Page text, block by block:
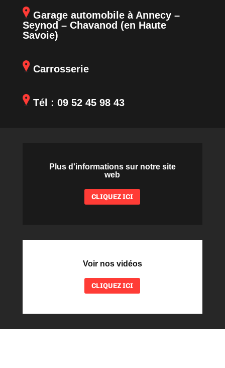
Garage automobile à Annecy –
Seynod – Chavanod (en Haute
Savoie)
Carrosserie
Tél : 09 52 45 98 43
Plus d'informations sur notre site
web
CLIQUEZ ICI
Voir nos vidéos
CLIQUEZ ICI